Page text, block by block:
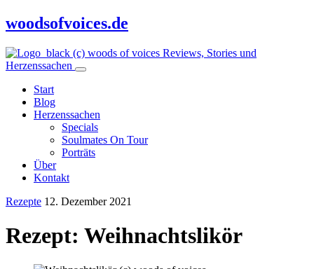
woodsofvoices.de
Reviews, Stories und
Herzenssachen
Start
Blog
Herzenssachen
Specials
Soulmates On Tour
Porträts
Über
Kontakt
Rezepte 12. Dezember 2021
Rezept: Weihnachtslikör